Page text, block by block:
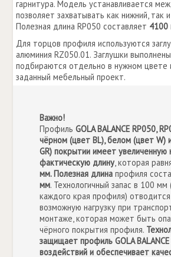
гарнитура. Модель устанавливается
позволяет захватывать как нижний, так
Полезная длина RP050 составляет 4100
Для торцов профиля используются
алюминия RZ050.01. Заглушки
подбираются отдельно в нужном цвете
заданный мебельный проект.
Важно!
ПрофильGOLA BALANCE RP050,
чёрном (цвет BL), белом (цвет W)
GR) покрытии имеет
фактическую длину, которая
мм. Полезная длина профиля
мм. Технологичный запас в 100
каждого края профиля)
возможную нагрузку при
монтаже, которая может быть
чёрного покрытия профиля.
защищает профиль GOLA
воздействий и обеспечивает